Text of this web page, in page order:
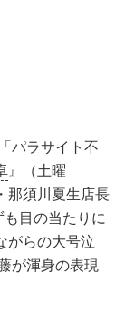
パラサイト不
』（土曜
那須川夏生店長
も目の当たりに
がらの大号泣
が渾身の表現